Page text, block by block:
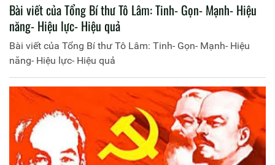
Bài viết của Tổng Bí thư Tô Lâm: Tinh- Gọn- Mạnh- Hiệu
năng- Hiệu lực- Hiệu quả
Bài viết của Tổng Bí thư Tô Lâm: Tinh- Gọn- Mạnh- Hiệu
năng- Hiệu lực- Hiệu quả